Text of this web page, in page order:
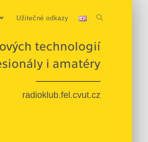
Užitečné odkazy
technologií
i amatéry
radioklub.fel.cvut.cz